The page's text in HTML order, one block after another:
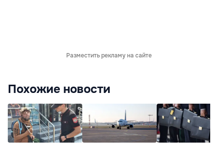
Разместить рекламу на сайте
Похожие новости